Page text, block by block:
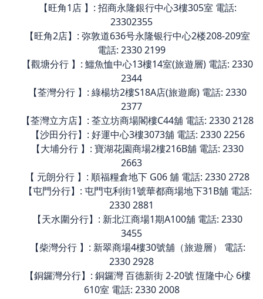
【旺角1店 】: 招商永隆銀行中心3樓305室 電話:
23302355
【旺角2店】: 弥敦道636号永隆银行中心2楼208-209室
電話: 2330 2199
【觀塘分行 】: 鱷魚恤中心13樓14室(旅遊層) 電話: 2330
2344
【荃灣分行 】: 綠楊坊2樓S18A店(旅遊廊) 電話: 2330
2377
【荃灣立方店】: 荃立坊商場閣樓C44舖 電話: 2330 2128
【沙田分行】: 好運中心3樓3073舖 電話: 2330 2256
【大埔分行 】: 寶湖花園商場2樓216B舖 電話: 2330
2663
【 元朗分行 】: 順福糧倉地下 G06 舖 電話: 2330 2728
【屯門分行】: 屯門屯利街1號華都商場地下31B舖 電話:
2330 2881
【天水圍分行】: 新北江商場1期A100舖 電話: 2330
3455
【柴灣分行 】: 新翠商場4樓30號舖（旅遊層） 電話:
2330 2928
【銅鑼灣分行】: 銅鑼灣 百德新街 2-20號 恆隆中心 6樓
610室 電話: 2330 2008